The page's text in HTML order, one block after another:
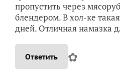
пропустить через
блендером. В хол-ке
дней. Отличная намазка
Ответить ✿